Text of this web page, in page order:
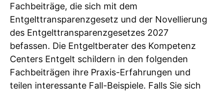
Fachbeiträge, die sich mit dem
Entgelttransparenzgesetz und der Novellierung
des Entgelttransparenzgesetzes 2027
befassen. Die Entgeltberater des Kompetenz
Centers Entgelt schildern in den folgenden
Fachbeiträgen ihre Praxis-Erfahrungen und
teilen interessante Fall-Beispiele. Falls Sie sich